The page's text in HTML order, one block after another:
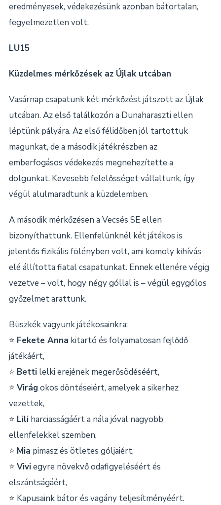
eredményesek, védekezésünk azonban bátortalan,
fegyelmezetlen volt.
LU15
Küzdelmes mérkőzések az Újlak utcában
Vasárnap csapatunk két mérkőzést játszott az Újlak
utcában. Az első találkozón a Dunaharaszti ellen
léptünk pályára. Az első félidőben jól tartottuk
magunkat, de a második játékrészben az
emberfogásos védekezés megnehezítette a
dolgunkat. Kevesebb felelősséget vállaltunk, így
végül alulmaradtunk a küzdelemben.
A második mérkőzésen a Vecsés SE ellen
bizonyíthattunk. Ellenfelünknél két játékos is
jelentős fizikális fölényben volt, ami komoly kihívás
elé állította fiatal csapatunkat. Ennek ellenére végig
vezetve – volt, hogy négy góllal is – végül egygólos
győzelmet arattunk.
Büszkék vagyunk játékosainkra:
⭐ Fekete Anna kitartó és folyamatosan fejlődő
játékáért,
⭐ Bettilelki erejének megerősödéséért,
⭐ Virágokos döntéseiért, amelyek a sikerhez
vezettek,
⭐ Liliharciasságáért a nála jóval nagyobb
ellenfelekkel szemben,
⭐ Mia pimasz és ötletes góljaiért,
⭐ Viviegyre növekvő odafigyeléséért és
elszántságáért,
⭐ Kapusaink bátor és vagány teljesítményéért.